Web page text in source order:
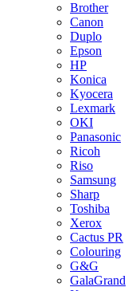
Brother
Canon
Duplo
Epson
HP
Konica
Kyocera
Lexmark
OKI
Panasonic
Ricoh
Riso
Samsung
Sharp
Toshiba
Xerox
Cactus PR
Colouring
G&G
GalaGrand